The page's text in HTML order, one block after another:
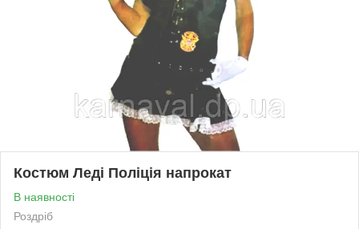
Костюм Леді Поліція напрокат
В наявності
Роздріб